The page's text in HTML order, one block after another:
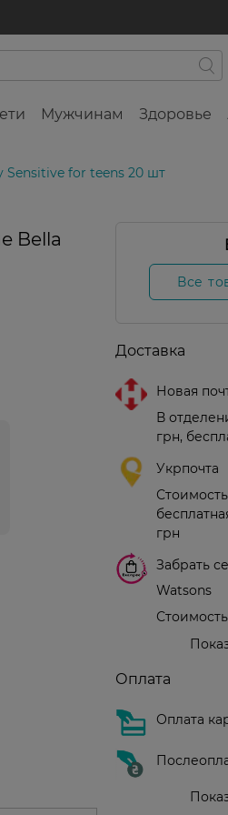
Мужчинам Здоровье
for teens 20 шт
Bella
Все
Доставка
Новая
В
грн,
Укрпочта
грн
Забрать
Watsons
Оплата
Оплата